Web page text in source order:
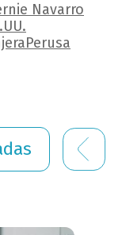
Navarro
Perusa